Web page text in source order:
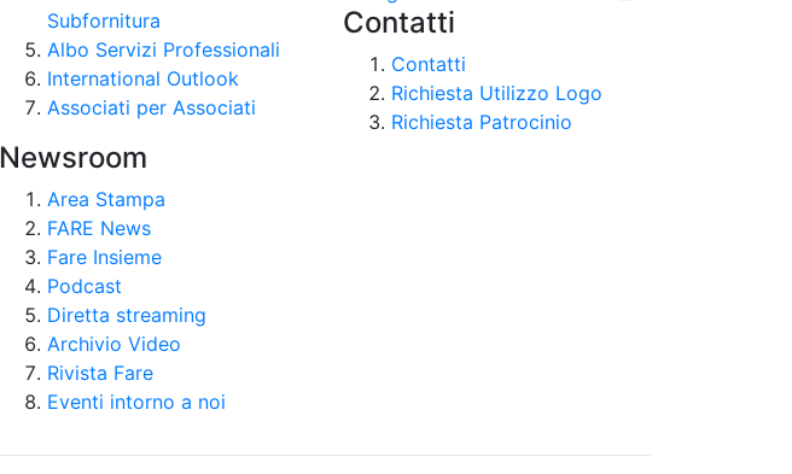
Subfornitura
Albo Servizi Professionali
International Outlook
Associati per Associati
Newsroom
Area Stampa
FARE News
Fare Insieme
Podcast
Diretta streaming
Archivio Video
Rivista Fare
Eventi intorno a noi
Contatti
Contatti
Richiesta Utilizzo Logo
Richiesta Patrocinio